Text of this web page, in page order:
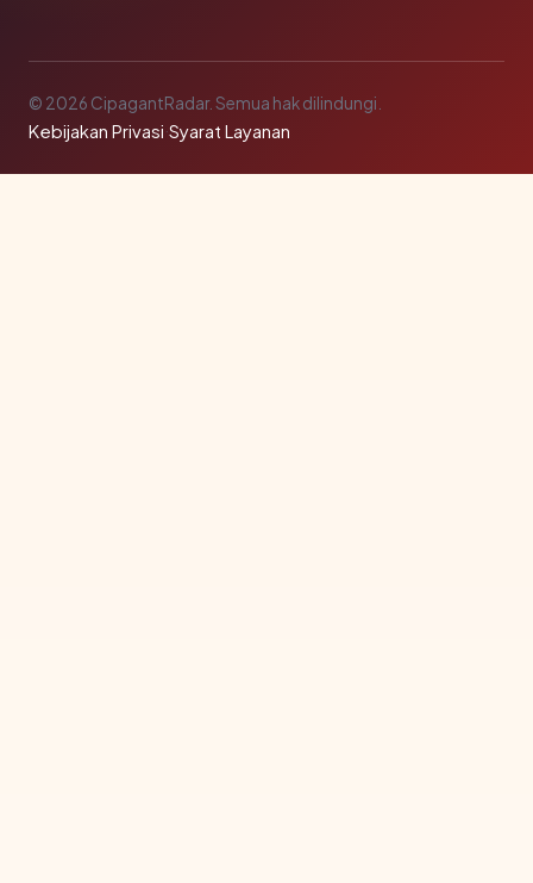
© 2026 CipagantRadar. Semua hak dilindungi.
Kebijakan Privasi·Syarat Layanan